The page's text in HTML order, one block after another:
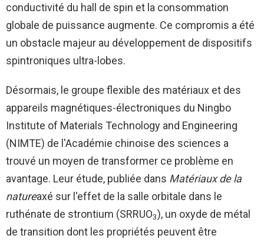
conductivité du hall de spin et la consommation
globale de puissance augmente. Ce compromis a été
un obstacle majeur au développement de dispositifs
spintroniques ultra-lobes.
Désormais, le groupe flexible des matériaux et des
appareils magnétiques-électroniques du Ningbo
Institute of Materials Technology and Engineering
(NIMTE) de l'Académie chinoise des sciences a
trouvé un moyen de transformer ce problème en
avantage. Leur étude, publiée dans Matériaux de la
natureaxé sur l'effet de la salle orbitale dans le
ruthénate de strontium (SRRUO3), un oxyde de métal
de transition dont les propriétés peuvent être